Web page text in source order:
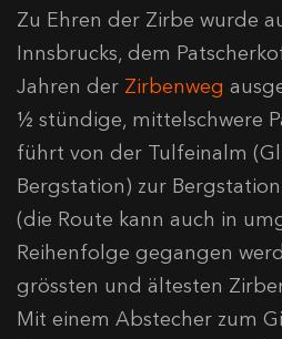
Zu Ehren der Zirbe wurde
Innsbrucks, dem
Jahren der Zirbenweg
½ stündige, mittelschwere
führt von der Tulfeinalm
Bergstation) zur
(die Route kann auch in
Reihenfolge gegangen
grössten und ältesten
Mit einem Abstecher zum